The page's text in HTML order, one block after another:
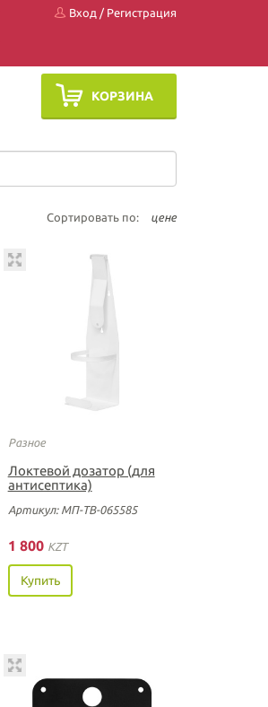
Вход / Регистрация
КОРЗИНА
Сортировать по: цене
Разное
Локтевой дозатор (для
антисептика)
Артикул: МП-ТВ-065585
1 800 KZT
Купить